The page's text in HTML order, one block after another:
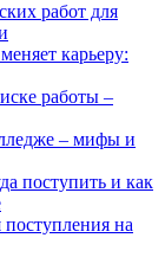
работ для
карьеру:
работы –
– мифы и
поступить и как
на